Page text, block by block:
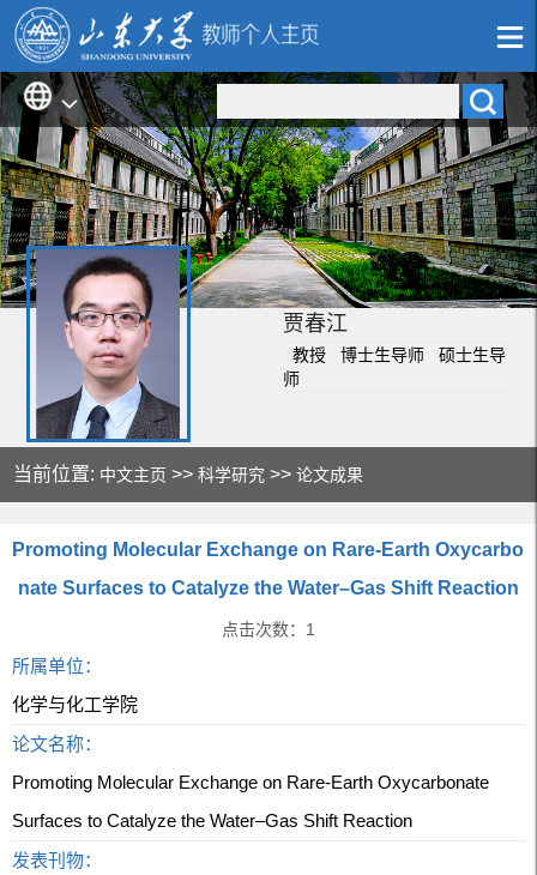
贾春江
教授 博士生导师 硕士生导
师
当前位置: 中文主页 >>科学研究 >>论文成果
Promoting Molecular Exchange on Rare-Earth Oxycarbo
nate Surfaces to Catalyze the Water–Gas Shift Reaction
点击次数： 1
所属单位：
化学与化工学院
论文名称：
Promoting Molecular Exchange on Rare-Earth Oxycarbonate
Surfaces to Catalyze the Water–Gas Shift Reaction
发表刊物：